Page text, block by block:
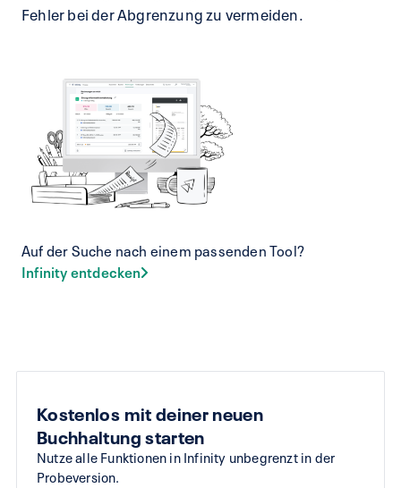
Fehler bei der Abgrenzung zu vermeiden.
Auf der Suche nach einem passenden Tool?
Infinity entdecken
Kostenlos mit deiner neuen
Buchhaltung starten
Nutze alle Funktionen in Infinity unbegrenzt in der
Probeversion.